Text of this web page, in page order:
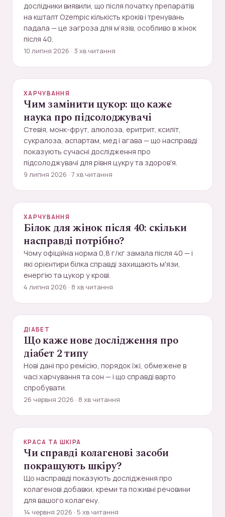
дослідники виявили, що після початку препаратів
на кшталт Ozempic кількість кроків і тренувань
падала — це загроза для м’язів, особливо в жінок
після 40.
10 липня 2026 · 3 хв читання
ХАРЧУВАННЯ
Чим замінити цукор: що каже
наука про підсолоджувачі
Стевія, монк-фрут, алюлоза, еритрит, ксиліт,
сукралоза, аспартам, мед і агава — що насправді
показують сучасні дослідження про
підсолоджувачі для рівня цукру та здоров'я.
9 липня 2026 · 7 хв читання
ХАРЧУВАННЯ
Білок для жінок після 40: скільки
насправді потрібно?
Чому офіційна норма 0,8 г/кг замала після 40 — і
які орієнтири білка справді захищають м'язи,
енергію та цукор у крові.
4 липня 2026 · 8 хв читання
ДІАБЕТ
Що каже нове дослідження про
діабет 2 типу
Нові дані про ремісію, порядок їжі, обмежене в
часі харчування та сон — і що справді варто
спробувати.
26 червня 2026 · 8 хв читання
КРАСА ТА ШКІРА
Чи справді колагенові засоби
покращують шкіру?
Що насправді показують дослідження про
колагенові добавки, креми та поживні речовини
для вашого колагену.
14 червня 2026 · 5 хв читання